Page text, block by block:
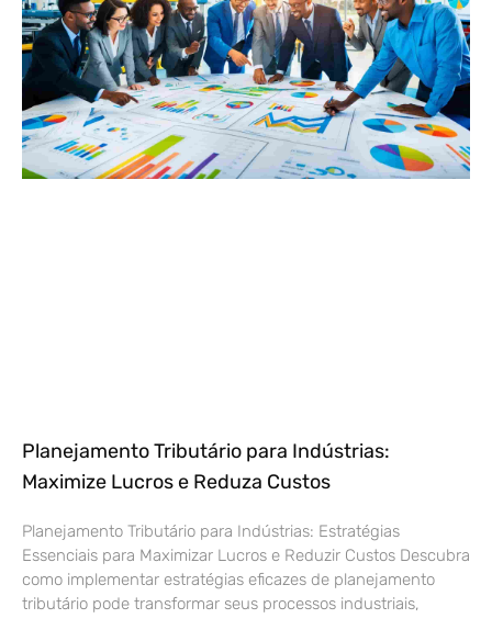
Planejamento Tributário para Indústrias:
Maximize Lucros e Reduza Custos
Planejamento Tributário para Indústrias: Estratégias
Essenciais para Maximizar Lucros e Reduzir Custos Descubra
como implementar estratégias eficazes de planejamento
tributário pode transformar seus processos industriais,